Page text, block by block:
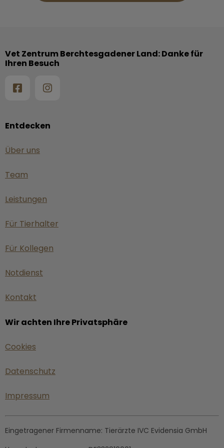
Entdecken
Über uns
Team
Leistungen
Für Tierhalter
Für Kollegen
Notdienst
Kontakt
Wir achten Ihre Privatsphäre
Cookies
Datenschutz
Impressum
Vet Zentrum Berchtesgadener Land: Danke für
Ihren Besuch
Eingetragener Firmenname: Tierärzte IVC Evidensia GmbH